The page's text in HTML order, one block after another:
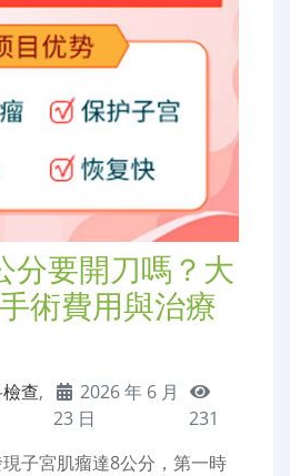
分要開刀嗎？大
術費用與治療
查,
2026 年 6 月
23 日
231
子宮肌瘤達8公分，第一時